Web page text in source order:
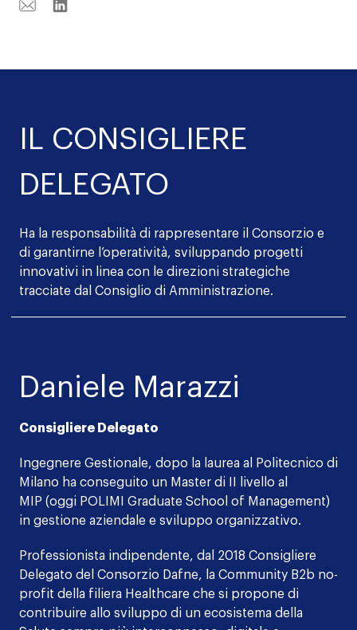
IL CONSIGLIERE
DELEGATO
Ha la responsabilità di rappresentare il Consorzio e
di garantirne l’operatività, sviluppando progetti
innovativi in linea con le direzioni strategiche
tracciate dal Consiglio di Amministrazione.
Daniele Marazzi
Consigliere Delegato
Ingegnere Gestionale, dopo la laurea al Politecnico di
Milano ha conseguito un Master di II livello al
MIP (oggi POLIMI Graduate School of Management)
in gestione aziendale e sviluppo organizzativo.
Professionista indipendente, dal 2018 Consigliere
Delegato del Consorzio Dafne, la Community B2b no-
profit della filiera Healthcare che si propone di
contribuire allo sviluppo di un ecosistema della